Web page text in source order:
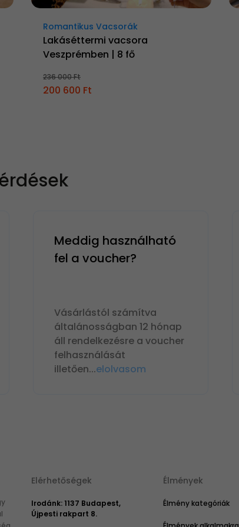
Romantikus Vacsorák
Lakáséttermi vacsora
Veszprémben | 8 fő
236 000 Ft
200 600 Ft
Meddig használható
fel a voucher?
Vásárlástól számítva
általánosságban 12 hónap
áll rendelkezésre a voucher
felhasználását
illetően...elolvasom
Elérhetőségek
Irodánk: 1137 Budapest,
Újpesti rakpart 8.
Élmények
Élmény kategóriák